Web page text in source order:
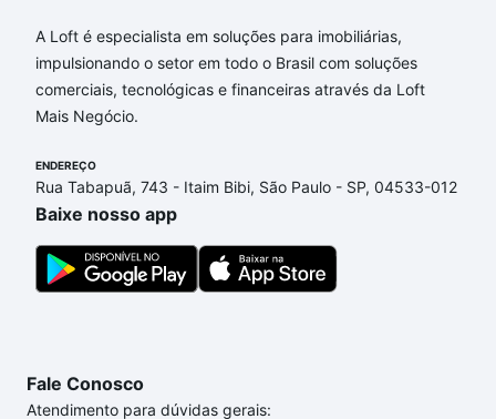
A Loft é especialista em soluções para imobiliárias,
impulsionando o setor em todo o Brasil com soluções
comerciais, tecnológicas e financeiras através da Loft
Mais Negócio.
ENDEREÇO
Rua Tabapuã, 743 - Itaim Bibi, São Paulo - SP, 04533-012
Baixe nosso app
Fale Conosco
Atendimento para dúvidas gerais: